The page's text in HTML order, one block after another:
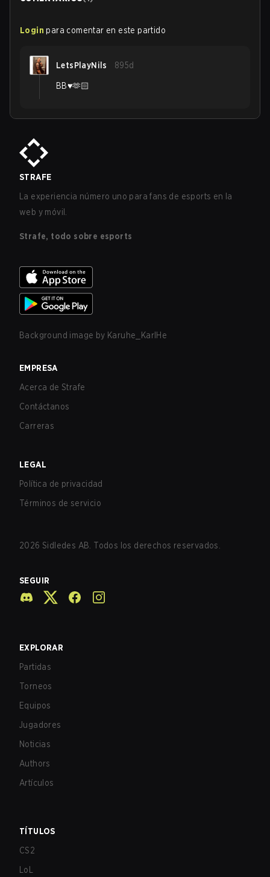
Login para comentar en este partido
LetsPlayNils 895d
BB♥️🫶🏻
STRAFE
La experiencia número uno para fans de esports en la
web y móvil.
Strafe, todo sobre esports
Background image by Karuhe_KarlHe
EMPRESA
Acerca de Strafe
Contáctanos
Carreras
LEGAL
Política de privacidad
Términos de servicio
2026 Sidledes AB. Todos los derechos reservados.
SEGUIR
EXPLORAR
Partidas
Torneos
Equipos
Jugadores
Noticias
Authors
Artículos
TÍTULOS
CS2
LoL